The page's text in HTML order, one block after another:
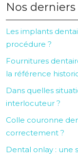
Nos
Les implants
procédure ?
Fournitures
la référence
Dans quelles
interlocuteur ?
Colle couronne
correctement ?
Dental onlay : une